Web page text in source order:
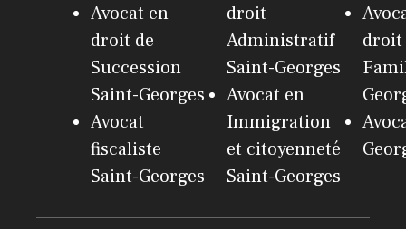
Avocat en
droit de
Succession
Saint-Georges
Avocat
fiscaliste
Saint-Georges
droit
Administratif
Saint-Georges
Avocat en
Immigration
et citoyenneté
Saint-Georges
droit